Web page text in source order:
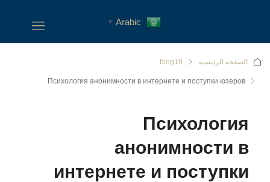
Arabic
▼
الصفحة الرئيسية blog19
Психология анонимности в интернете и поступки юзеров
Психология
анонимности в
интернете и поступки